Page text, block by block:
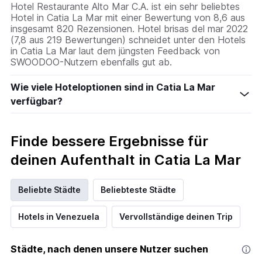
Hotel Restaurante Alto Mar C.A. ist ein sehr beliebtes
Hotel in Catia La Mar mit einer Bewertung von 8,6 aus
insgesamt 820 Rezensionen. Hotel brisas del mar 2022
(7,8 aus 219 Bewertungen) schneidet unter den Hotels
in Catia La Mar laut dem jüngsten Feedback von
SWOODOO-Nutzern ebenfalls gut ab.
Wie viele Hoteloptionen sind in Catia La Mar
verfügbar?
Finde bessere Ergebnisse für
deinen Aufenthalt in Catia La Mar
Beliebte Städte Beliebteste Städte
Hotels in Venezuela Vervollständige deinen Trip
Städte, nach denen unsere Nutzer suchen